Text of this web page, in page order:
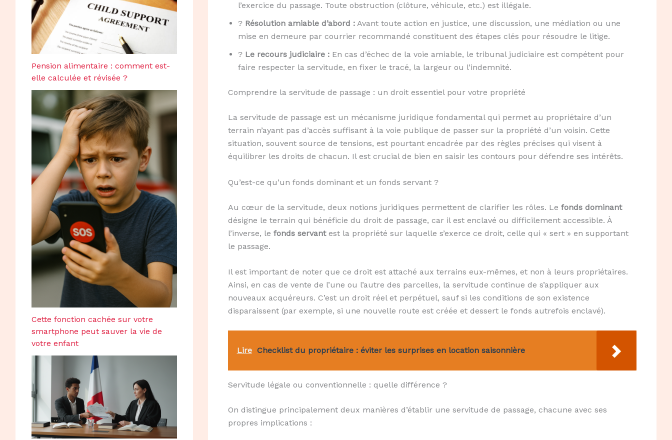
Pension alimentaire : comment est-
elle calculée et révisée ?
Cette fonction cachée sur votre
smartphone peut sauver la vie de
votre enfant
l’exercice du passage. Toute obstruction (clôture, véhicule, etc.) est illégale.
? Résolution amiable d’abord :Avant toute action en justice, une discussion, une médiation ou une
mise en demeure par courrier recommandé constituent des étapes clés pour résoudre le litige.
?️ Le recours judiciaire :En cas d’échec de la voie amiable, le tribunal judiciaire est compétent pour
faire respecter la servitude, en fixer le tracé, la largeur ou l’indemnité.
Comprendre la servitude de passage : un droit essentiel pour votre propriété
La servitude de passage est un mécanisme juridique fondamental qui permet au propriétaire d’un
terrain n’ayant pas d’accès suffisant à la voie publique de passer sur la propriété d’un voisin. Cette
situation, souvent source de tensions, est pourtant encadrée par des règles précises qui visent à
équilibrer les droits de chacun. Il est crucial de bien en saisir les contours pour défendre ses intérêts.
Qu’est-ce qu’un fonds dominant et un fonds servant ?
Au cœur de la servitude, deux notions juridiques permettent de clarifier les rôles. Le fonds dominant
désigne le terrain qui bénéficie du droit de passage, car il est enclavé ou difficilement accessible. À
l’inverse, le fonds servantest la propriété sur laquelle s’exerce ce droit, celle qui « sert » en supportant
le passage.
Il est important de noter que ce droit est attaché aux terrains eux-mêmes, et non à leurs propriétaires.
Ainsi, en cas de vente de l’une ou l’autre des parcelles, la servitude continue de s’appliquer aux
nouveaux acquéreurs. C’est un droit réel et perpétuel, sauf si les conditions de son existence
disparaissent (par exemple, si une nouvelle route est créée et dessert le fonds autrefois enclavé).
Lire Checklist du propriétaire : éviter les surprises en location saisonnière
Servitude légale ou conventionnelle : quelle différence ?
On distingue principalement deux manières d’établir une servitude de passage, chacune avec ses
propres implications :